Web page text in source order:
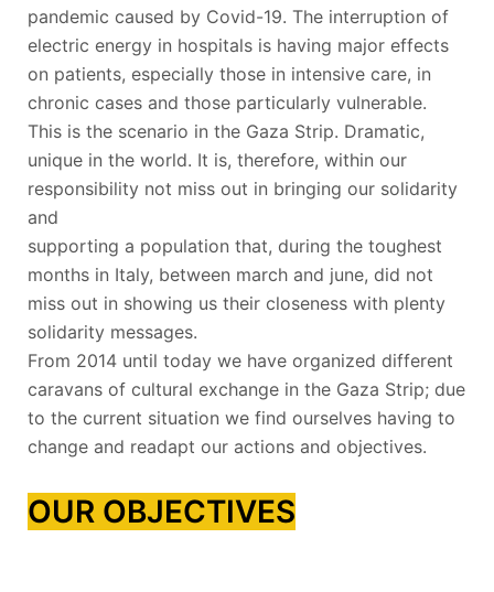
pandemic caused by Covid-19. The interruption of
electric energy in hospitals is having major effects
on patients, especially those in intensive care, in
chronic cases and those particularly vulnerable.
This is the scenario in the Gaza Strip. Dramatic,
unique in the world. It is, therefore, within our
responsibility not miss out in bringing our solidarity
and
supporting a population that, during the toughest
months in Italy, between march and june, did not
miss out in showing us their closeness with plenty
solidarity messages.
From 2014 until today we have organized different
caravans of cultural exchange in the Gaza Strip; due
to the current situation we find ourselves having to
change and readapt our actions and objectives.
OUR OBJECTIVES